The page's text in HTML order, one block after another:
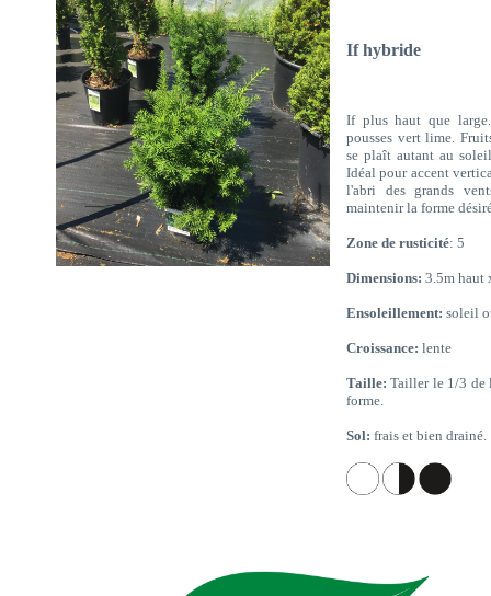
If hybride
If plus haut que
pousses vert lime.
se plaît autant au
Idéal pour accent
l'abri des grands
maintenir la forme
Zone de rusticité: 5
Dimensions: 3.5m haut
Ensoleillement: soleil
Croissance: lente
Taille: Tailler le 1/3 de
forme.
Sol: frais et bien drainé.